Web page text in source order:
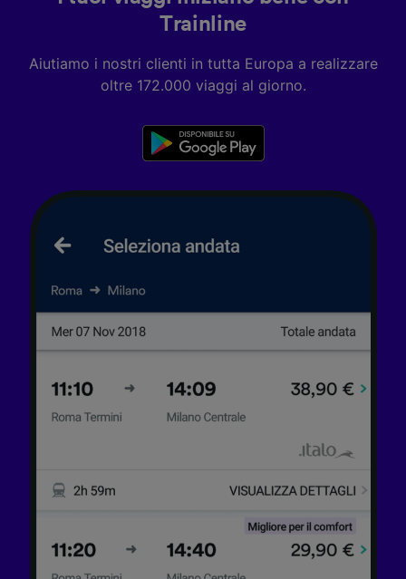
Trainline
Aiutiamo i nostri clienti in tutta Europa a realizzare
oltre 172.000 viaggi al giorno.
personalizzati, misurazione delle prestazioni
pubblico, sviluppo di servizi.
Elenco dei partner (fornitori)